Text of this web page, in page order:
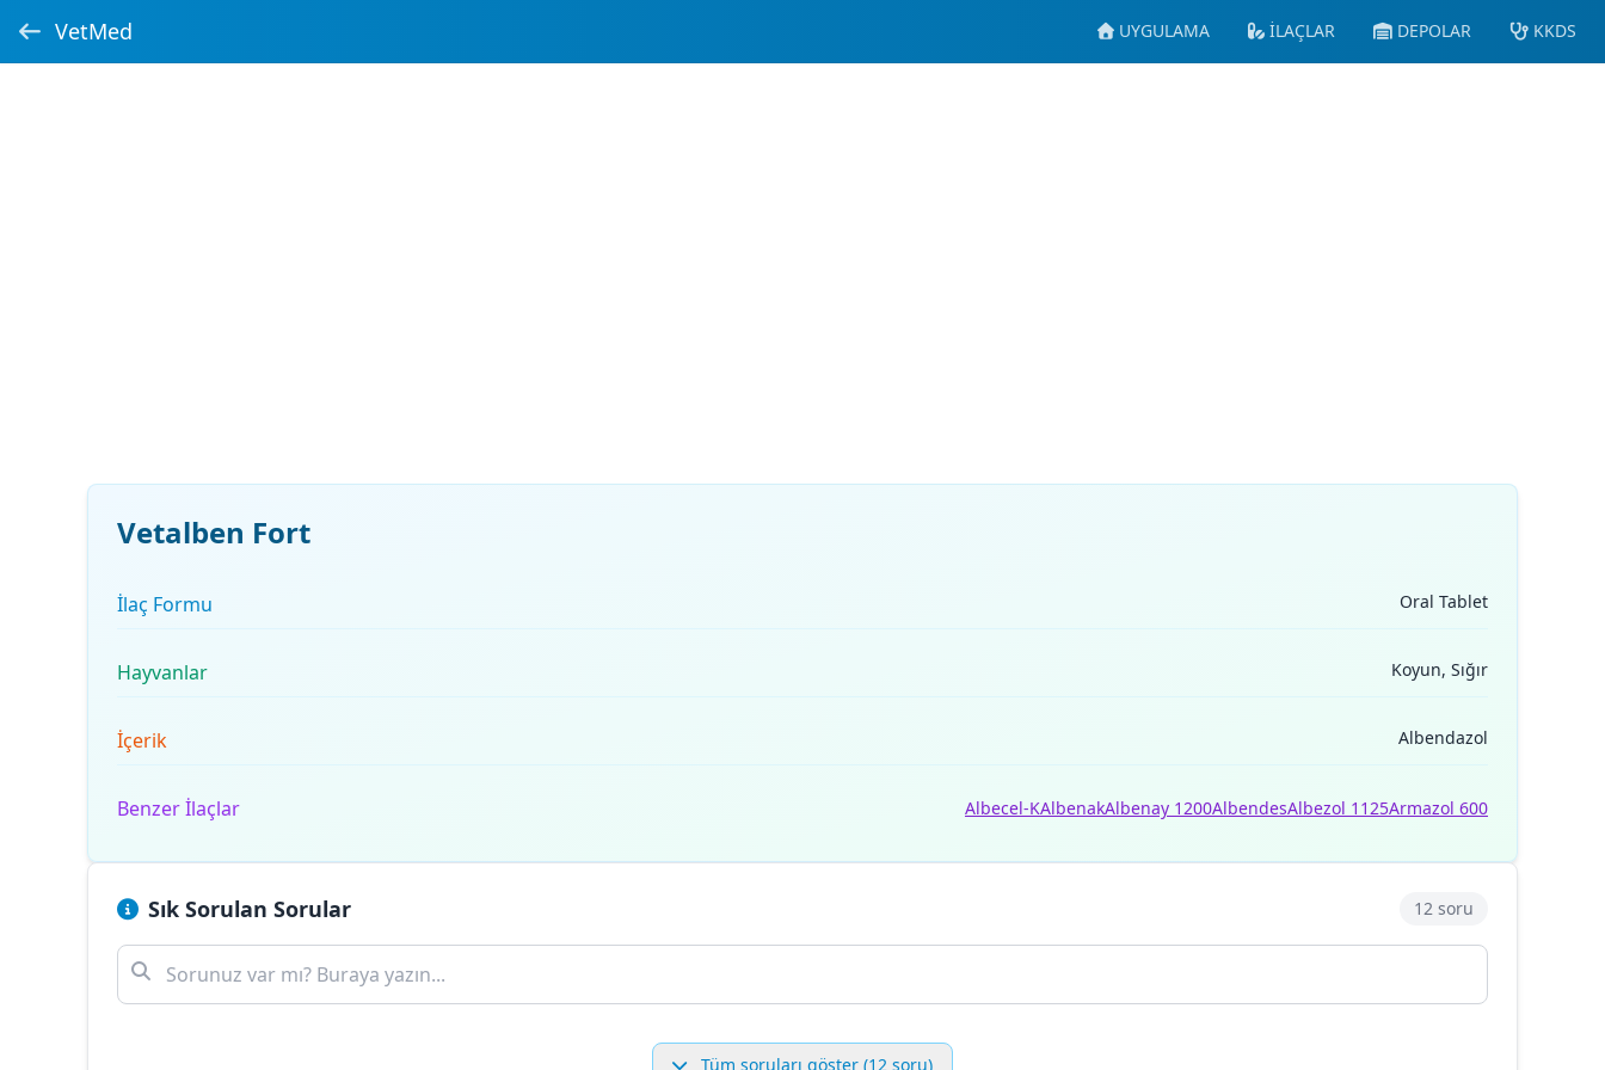
VetMed UYGULAMA İLAÇLAR DEPOLAR KKDS
Vetalben Fort
İlaç Formu Oral Tablet
Hayvanlar Koyun, Sığır
İçerik Albendazol
Benzer İlaçlar Albecel-KAlbenakAlbenay 1200AlbendesAlbezol 1125Armazol 600
Sık Sorulan Sorular 12 soru
Tüm soruları göster (12 soru)